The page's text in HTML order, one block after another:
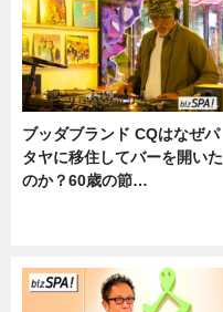
ブッダブランド CQはなぜパ
タヤに移住してバーを開いた
のか？60歳の節…